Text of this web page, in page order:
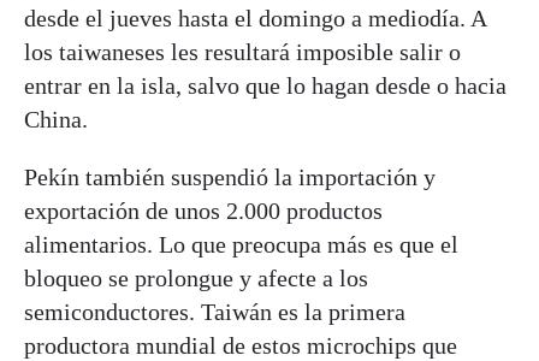
desde el jueves hasta el domingo a mediodía. A
los taiwaneses les resultará imposible salir o
entrar en la isla, salvo que lo hagan desde o hacia
China.
Pekín también suspendió la importación y
exportación de unos 2.000 productos
alimentarios. Lo que preocupa más es que el
bloqueo se prolongue y afecte a los
semiconductores. Taiwán es la primera
productora mundial de estos microchips que